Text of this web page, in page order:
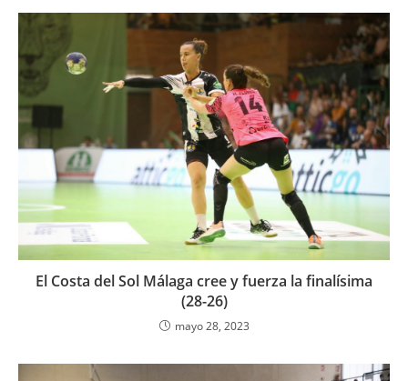
El Costa del Sol Málaga cree y fuerza la finalísima
(28-26)
mayo 28, 2023